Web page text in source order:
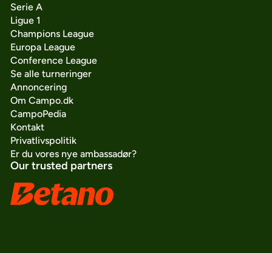
Serie A
Ligue 1
Champions League
Europa League
Conference League
Se alle turneringer
Annoncering
Om Campo.dk
CampoPedia
Kontakt
Privatlivspolitik
Er du vores nye ambassadør?
Our trusted partners